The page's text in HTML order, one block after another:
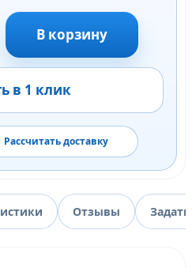
В корзину
в 1 клик
Рассчитать доставку
Отзывы